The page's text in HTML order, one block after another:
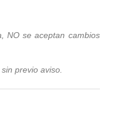
NO se aceptan cambios
previo aviso.